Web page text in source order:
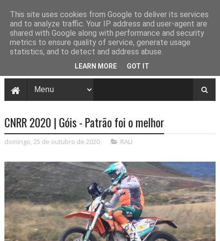
CNRR 2020 | Góis - Patrão foi o melhor
domingo, 25 de outubro de 2020 RALI
This site uses cookies from Google to deliver its services
and to analyze traffic. Your IP address and user-agent are
shared with Google along with performance and security
metrics to ensure quality of service, generate usage
statistics, and to detect and address abuse.
LEARN MORE GOT IT